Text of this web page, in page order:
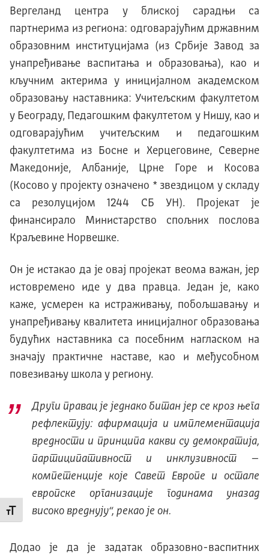
Промени величину слова
Вергеланд центра у блиској сарадњи са
партнерима из региона: одговарајућим државним
образовним институцијама (из Србије Завод за
унапређивање васпитања и образовања), као и
кључним актерима у иницијалном академском
образовању наставника: Учитељским факултетом
у Београду, Педагошким факултетом у Нишу, као и
одговарајућим учитељским и педагошким
факултетима из Босне и Херцеговине, Северне
Македоније, Албаније, Црне Горе и Косова
(Косово у пројекту означено * звездицом у складу
са резолуцијом 1244 СБ УН). Пројекат је
финансирало Министарство спољних послова
Краљевине Норвешке.
Он је истакао да је овај пројекат веома важан, јер
истовремено иде у два правца. Један је, како
каже, усмерен ка истраживању, побољшавању и
унапређивању квалитета иницијалног образовања
будућих наставника са посебним нагласком на
значају практичне наставе, као и међусобном
повезивању школа у региону.
Други правац је једнако битан јер се кроз њега
рефлектују: афирмација и имплементација
вредности и принципа какви су демократија,
партиципативност и инклузивност –
компетенције које Савет Европе и остале
европске организације годинама уназад
високо вреднују“, рекао је он.
Додао је да је задатак образовно-васпитних